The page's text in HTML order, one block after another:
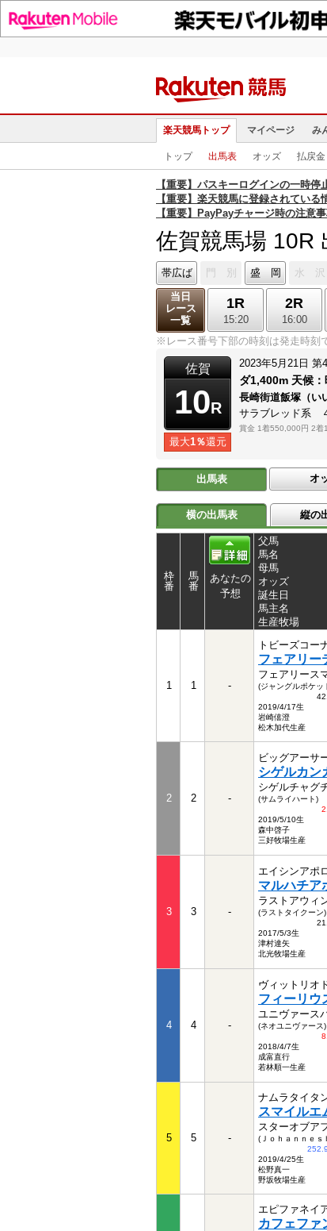
楽天競馬トップ マイページ み
トップ 出馬表 オッズ 払戻金
【重要】パスキーログインの一時停
【重要】楽天競馬に登録されてい
【重要】PayPayチャージ時の注意
佐賀競馬場 10R
帯広ば 門 別 盛 岡 水 沢
当日
レース
一覧
1R
15:20
2R
16:00
※レース番号下部の時刻は発走時刻
佐賀
10R
最大1％還元
2023年5月21日 第
ダ1,400m 天候：
長崎街道飯塚（
サラブレッド系
賞金 1着550,000円 2着
出馬表 オ
横の出馬表 縦の
枠
番
馬
番
あなたの
予想
父馬
馬名
母馬
オッズ
誕生日
馬主名
生産牧場
1 1 -
トビーズコー
フェアリー
フェアリース
(ジャングルポケッ
2019/4/17生
岩崎僖澄
松木加代生産
2 2 -
ビッグアーサ
シゲルカン
シゲルチャグ
(サムライハート)
2019/5/10生
森中啓子
三好牧場生産
3 3 -
エイシンアポ
マルハチア
ラストアウィ
(ラストタイクーン)
2017/5/3生
津村達矢
北光牧場生産
4 4 -
ヴィットリオ
フィーリウ
ユニヴァース
(ネオユニヴァース)
2018/4/7生
成富直行
若林順一生産
5 5 -
ナムラタイタ
スマイルエ
スターオブア
(Ｊｏｈａｎｎｅｓ
252.9
2019/4/25生
松野真一
野坂牧場生産
エピファネイ
カフェファ